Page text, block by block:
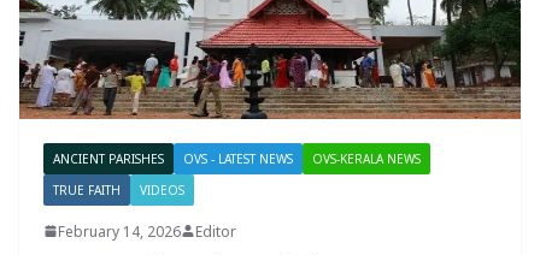
ANCIENT PARISHES OVS - LATEST NEWS
OVS-KERALA NEWS
TRUE FAITH
VIDEOS
February 14, 2026 Editor